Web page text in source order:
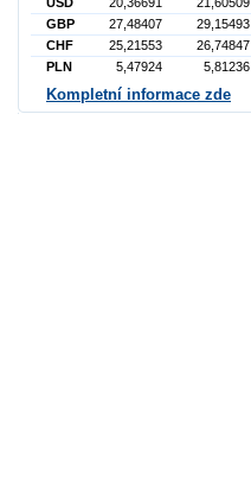
GBP
27,48407
29,15493
CHF
25,21553
26,74847
PLN
5,47924 5,81236
Kompletní informace zde